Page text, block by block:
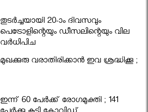
തുടർച്ചയായി 20-ാം ദിവസവും
പെട്രോളിന്റെയും ഡീസലിന്റെയും വില
വര്‍ധിപ്പിച്ചു
മുഖക്കുരു വരാതിരിക്കാന്‍ ഇവ ശ്രദ്ധിക്കൂ ;
ഇന്ന് 60 പേർക്ക് രോഗമുക്തി ; 141